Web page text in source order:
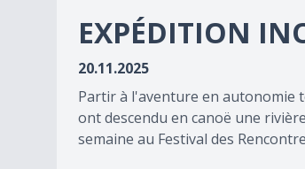
EXPÉDITION
20.11.2025
Partir à l'aventure en autonomie
ont descendu en canoë une
semaine au Festival des